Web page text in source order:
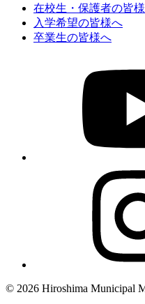
在校生・保護者の皆
入学希望の皆様へ
卒業生の皆様へ
© 2026 Hiroshima Municipal